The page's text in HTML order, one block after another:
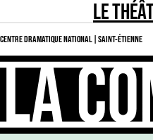
LE
CENTRE DRAMATIQUE NATIONAL | SAINT-ÉTIENNE